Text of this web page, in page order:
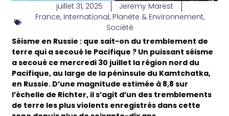
juillet 31, 2025
Jeremy Marest
France, International, Planète & Environnement,
Société
Séisme en Russie : que sait-on du tremblement de
terre qui a secoué le Pacifique ? Un puissant séisme
a secoué ce mercredi 30 juillet la région nord du
Pacifique, au large de la péninsule du Kamtchatka,
en Russie. D’une magnitude estimée à 8,8 sur
l’échelle de Richter, il s’agit d’un des tremblements
de terre les plus violents enregistrés dans cette